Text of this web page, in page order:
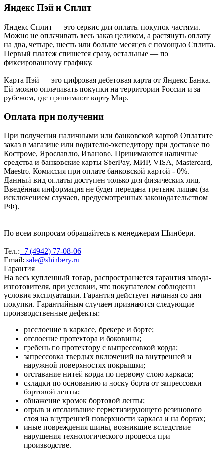
Яндекс Пэй и Сплит
Яндекс Cплит — это сервис для оплаты покупок частями.
Можно не оплачивать весь заказ целиком, а растянуть оплату
на два, четыре, шесть или больше месяцев с помощью Сплита.
Первый платеж спишется сразу, остальные — по
фиксированному графику.
Карта Пэй — это цифровая дебетовая карта от Яндекс Банка.
Ей можно оплачивать покупки на территории России и за
рубежом, где принимают карту Мир.
Оплата при получении
При получении наличными или банковской картой Оплатите
заказ в магазине или водителю-экспедитору при доставке по
Костроме, Ярославлю, Иваново. Принимаются наличные
средства и банковские карты SberPay, МИР, VISA, Mastercard,
Maestro. Комиссия при оплате банковской картой - 0%.
Данный вид оплаты доступен только для физических лиц.
Введённая информация не будет передана третьим лицам (за
исключением случаев, предусмотренных законодательством
РФ).
По всем вопросам обращайтесь к менеджерам Шинбери.
Тел.:+7 (4942) 77-08-06
Email: sale@shinbery.ru
Гарантия
На весь купленный товар, распространяется гарантия завода-
изготовителя, при условии, что покупателем соблюдены
условия эксплуатации. Гарантия действует начиная со дня
покупки. Гарантийным случаем признаются следующие
производственные дефекты:
расслоение в каркасе, брекере и борте;
отслоение протектора и боковины;
гребень по протектору с выпрессовкой корда;
запрессовка твердых включений на внутренней и
наружной поверхностях покрышки;
отставание нитей корда по первому слою каркаса;
складки по основанию и носку борта от запрессовки
бортовой ленты;
обнажение кромок бортовой ленты;
отрыв и отслаивание герметизирующего резинового
слоя на внутренней поверхности каркаса и на бортах;
иные повреждения шины, возникшие вследствие
нарушения технологического процесса при
производстве.